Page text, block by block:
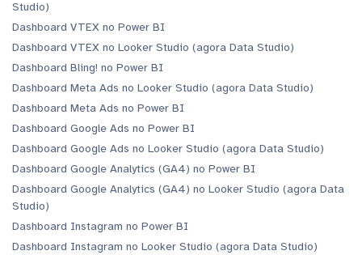
Studio)
Dashboard VTEX no Power BI
Dashboard VTEX no Looker Studio (agora Data Studio)
Dashboard Bling! no Power BI
Dashboard Meta Ads no Looker Studio (agora Data Studio)
Dashboard Meta Ads no Power BI
Dashboard Google Ads no Power BI
Dashboard Google Ads no Looker Studio (agora Data Studio)
Dashboard Google Analytics (GA4) no Power BI
Dashboard Google Analytics (GA4) no Looker Studio (agora Data
Studio)
Dashboard Instagram no Power BI
Dashboard Instagram no Looker Studio (agora Data Studio)